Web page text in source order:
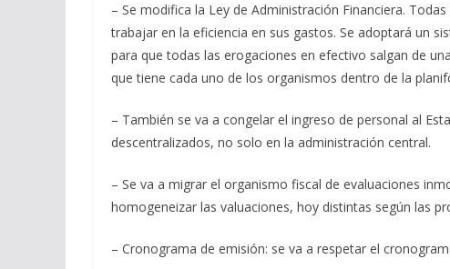
– Se modifica la Ley de Administración Financiera.
trabajar en la eficiencia en sus gastos. Se adoptará un
para que todas las erogaciones en efectivo salgan de
que tiene cada uno de los organismos dentro de la
– También se va a congelar el ingreso de personal al
descentralizados, no solo en la administración central.
– Se va a migrar el organismo fiscal de evaluaciones
homogeneizar las valuaciones, hoy distintas según las
– Cronograma de emisión: se va a respetar el